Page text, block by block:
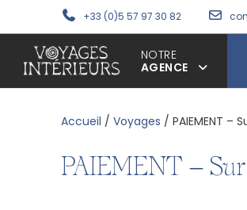
+33 (0)5 57 97 30 82
NOTRE
AGENCE
Accueil / Voyages / PAIEMENT –
PAIEMENT – Sur